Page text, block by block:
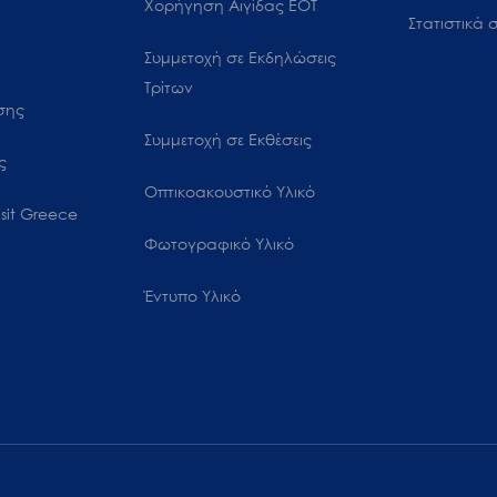
Greece
Χορήγηση Αιγίδας ΕΟΤ
Συμμετοχή σε Εκδηλώσεις
Τρίτων
Συμμετοχή σε Εκθέσεις
Οπτικοακουστικό Υλικό
Φωτογραφικό Υλικό
Έντυπο Υλικό
Στατιστικά